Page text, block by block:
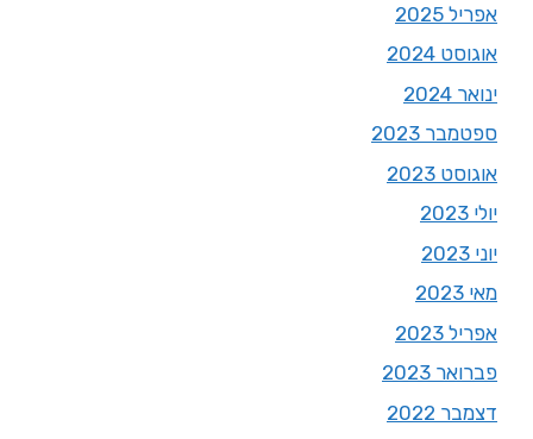
אפריל 2025
אוגוסט 2024
ינואר 2024
ספטמבר 2023
אוגוסט 2023
יולי 2023
יוני 2023
מאי 2023
אפריל 2023
פברואר 2023
דצמבר 2022